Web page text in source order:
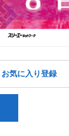
お気に入り登録